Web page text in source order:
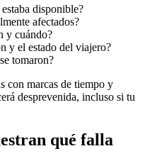
disponible?
afectados?
y cuándo?
y el estado del viajero?
tomaron?
con marcas de tiempo y
desprevenida, incluso si tu
qué falla